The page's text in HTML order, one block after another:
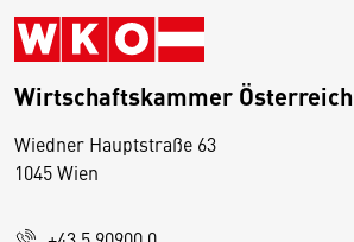
Wirtschaftskammer Österreich
Wiedner Hauptstraße 63
1045 Wien
D